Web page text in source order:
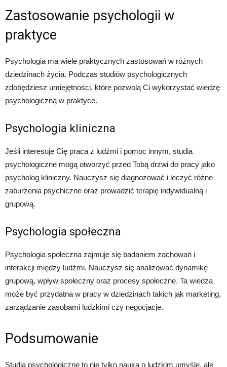
Zastosowanie psychologii w
praktyce
Psychologia ma wiele praktycznych zastosowań w różnych
dziedzinach życia. Podczas studiów psychologicznych
zdobędziesz umiejętności, które pozwolą Ci wykorzystać wiedzę
psychologiczną w praktyce.
Psychologia kliniczna
Jeśli interesuje Cię praca z ludźmi i pomoc innym, studia
psychologiczne mogą otworzyć przed Tobą drzwi do pracy jako
psycholog kliniczny. Nauczysz się diagnozować i leczyć różne
zaburzenia psychiczne oraz prowadzić terapię indywidualną i
grupową.
Psychologia społeczna
Psychologia społeczna zajmuje się badaniem zachowań i
interakcji między ludźmi. Nauczysz się analizować dynamikę
grupową, wpływ społeczny oraz procesy społeczne. Ta wiedza
może być przydatna w pracy w dziedzinach takich jak marketing,
zarządzanie zasobami ludzkimi czy negocjacje.
Podsumowanie
Studia psychologiczne to nie tylko nauka o ludzkim umyśle, ale